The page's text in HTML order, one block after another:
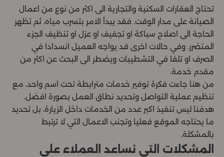
تحتاج العقارات السكنية والتجارية الى اكثر من نوع من اعمال
الصيانة على مدار الوقت. فقد يبدأ الامر بتسرب مياه، ثم تظهر
الحاجة الى اصلاح سباكة او تجفيف او عزل او تنظيف الجزء
المتضرر. وفي حالات اخرى قد يواجه العميل انسدادا في
الصرف او تلفا في التشطيبات ويضطر الى البحث عن اكثر من
مقدم خدمة.
من هنا جاءت فكرة توفير خدمات مترابطة تحت اسم واحد، مع
تنظيم عملية التواصل وتحديد نطاق العمل بصورة افضل.
هدفنا ليس تنفيذ اكبر عدد من الخدمات داخل الزيارة، بل تحديد
ما يحتاجه الموقع فعليا وتجنب الاعمال التي لا ترتبط
بالمشكلة.
المشكلات التي نساعد العملاء على